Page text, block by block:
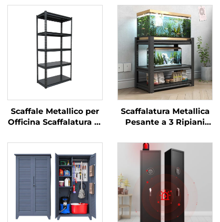
Scaffale Metallico per
Officina Scaffalatura in
per Magazzino Scaffale
Espositore per
Supermercato Scaffale
Portaoggetti per
Balcone
Scaffalatura Metallica
Pesante a 3 Ripiani
Scaffale in Ferro
Supporto per Acquario
Struttura in Acciaio
Supporto per Vasca
dei Pesci